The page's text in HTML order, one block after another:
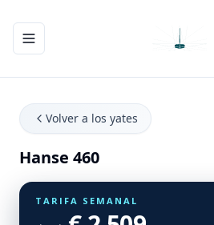
Abrir/cerrar el menú de navegación
Volver a los yates
Hanse 460
TARIFA SEMANAL